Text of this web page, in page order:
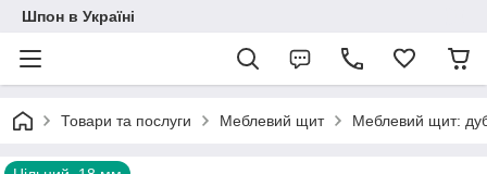
Шпон в Україні
Товари та послуги Меблевий щит Меблевий щит: